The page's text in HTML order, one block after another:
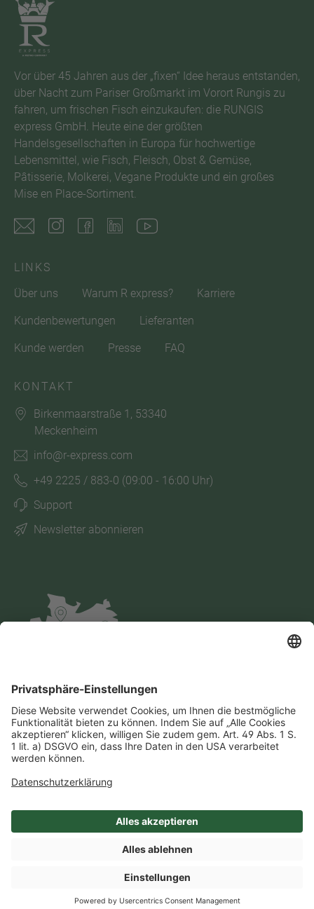
SHOP
Vor über 45 Jahren aus der „fixen“ Idee heraus entstanden,
über Nacht zum Pariser Großmarkt im Vorort Rungis zu
fahren, um frischen Fisch einzukaufen: die RUNGIS
express GmbH. Heute eine der größten
Handelsgesellschaften in Europa für hochwertige
Lebensmittel, wie Fisch, Fleisch, Obst & Gemüse,
Pâtisserie, Molkerei, Vegane Produkte und ein großes
Mise en Place-Sortiment.
LINKS
Über uns
Warum R express? Karriere
Kundenbewertungen Lieferanten
Kunde werden Presse FAQ
KONTAKT
Birkenmaarstraße 1, 53340
Meckenheim
info@r-express.com
+49 2225 / 883-0 (09:00 - 16:00 Uhr)
Support
Newsletter abonnieren
Impressum Datenschutz
AGB
Cookie-Einstellungen
Compliance